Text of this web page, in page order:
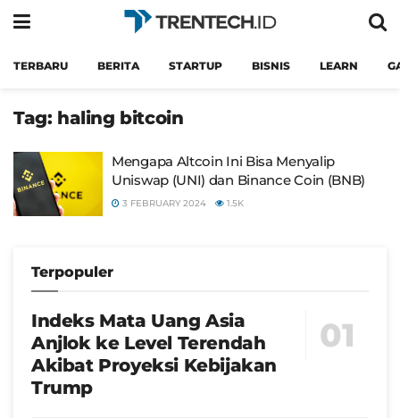
TERBARU BERITA STARTUP BISNIS LEARN
Tag: haling bitcoin
Mengapa Altcoin Ini Bisa Menyalip
Uniswap (UNI) dan Binance Coin (BNB)
3 FEBRUARY 2024 1.5K
Terpopuler
Indeks Mata Uang Asia
Anjlok ke Level Terendah
Akibat Proyeksi Kebijakan
Trump